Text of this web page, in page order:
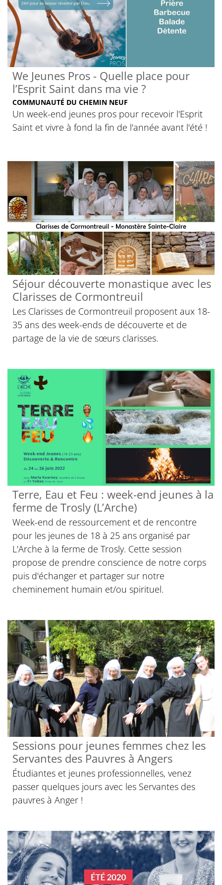
We Jeunes Pros - Quelle place pour
l’Esprit Saint dans ma vie ?
COMMUNAUTÉ DU CHEMIN NEUF
Un week-end jeunes pros pour recevoir l'Esprit
Saint et vivre à fond la fin de l'année avant l'été !
Séjour découverte monastique avec les
Clarisses de Cormontreuil
Les Clarisses de Cormontreuil proposent aux 18-
35 ans des week-ends de découverte et de
partage de la vie de sœurs clarisses.
Terre, Eau et Feu : week-end jeunes à la
ferme de Trosly (L’Arche)
Week-end de ressourcement et de rencontre
pour les jeunes de 18 à 25 ans organisé par
L'Arche à la ferme de Trosly. Cette session
propose de prendre conscience de notre corps
puis d'échanger et partager sur notre
cheminement humain et/ou spirituel.
Sessions pour jeunes femmes chez les
Servantes des Pauvres à Angers
Étudiantes et jeunes professionnelles, venez
passer quelques jours avec les Servantes des
pauvres à Anger !